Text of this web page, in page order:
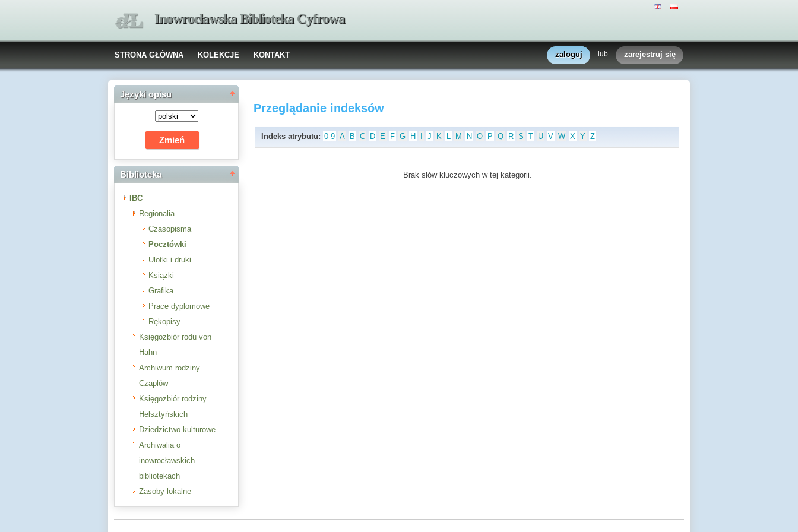
Inowrocławska Biblioteka Cyfrowa
STRONA GŁÓWNA KOLEKCJE KONTAKT zaloguj lub zarejestruj się
Języki opisu
Biblioteka
IBC
Regionalia
Czasopisma
Pocztówki
Ulotki i druki
Książki
Grafika
Prace dyplomowe
Rękopisy
Księgozbiór rodu von
Hahn
Archiwum rodziny
Czaplów
Księgozbiór rodziny
Helsztyńskich
Dziedzictwo kulturowe
Archiwalia o
inowrocławskich
bibliotekach
Zasoby lokalne
Przeglądanie indeksów
Indeks atrybutu: 0-9 A B C D E F G H J K L M N O P Q R S T U V W X Y Z
Brak słów kluczowych w tej kategorii.